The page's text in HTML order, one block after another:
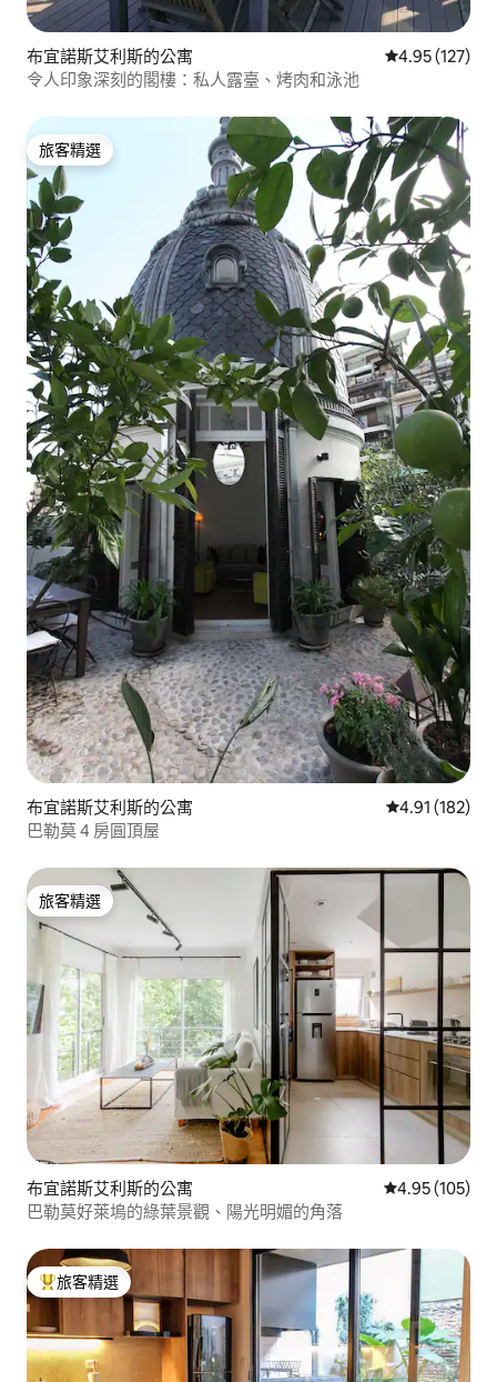
布宜諾斯艾利斯的公寓 從 127 則評價
4.95 (127)
令人印象深刻的閣樓：私人露臺、烤肉和泳池
旅客精選
旅客精選
布宜諾斯艾利斯的公寓 從 182 則評價
4.91 (182)
巴勒莫 4 房圓頂屋
旅客精選
旅客精選
布宜諾斯艾利斯的公寓 從 105 則評價
4.95 (105)
巴勒莫好萊塢的綠葉景觀、陽光明媚的角落
旅客精選榜首
旅客精選